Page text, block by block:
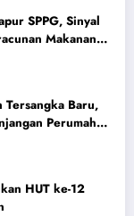
SPPG, Sinyal
Makanan
Tersangka Baru,
Perumahan
HUT ke-12